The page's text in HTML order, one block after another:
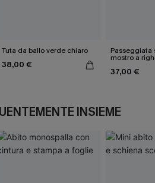
Tuta da ballo verde chiaro
38,00 €
Passeggiata
mostro a
37,00 €
INSIEME